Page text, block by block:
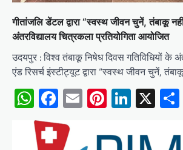
गीतांजलि डेंटल द्वारा “स्वस्थ जीवन चुनें, तंबाकू
अंतरविद्यालय चित्रकला प्रतियोगिता आयोजित
उदयपुर : विश्व तंबाकू निषेध दिवस गतिविधियों के
एंड रिसर्च इंस्टीट्यूट द्वारा “स्वस्थ जीवन चुनें,
WhatsApp
Facebook
EmailPinterest
X